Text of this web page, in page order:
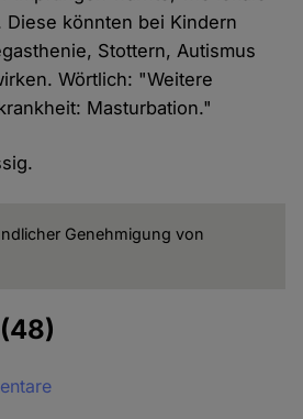
könnten bei Kindern
Stottern, Autismus
Wörtlich: "Weitere
Masturbation."
Genehmigung von
(48)